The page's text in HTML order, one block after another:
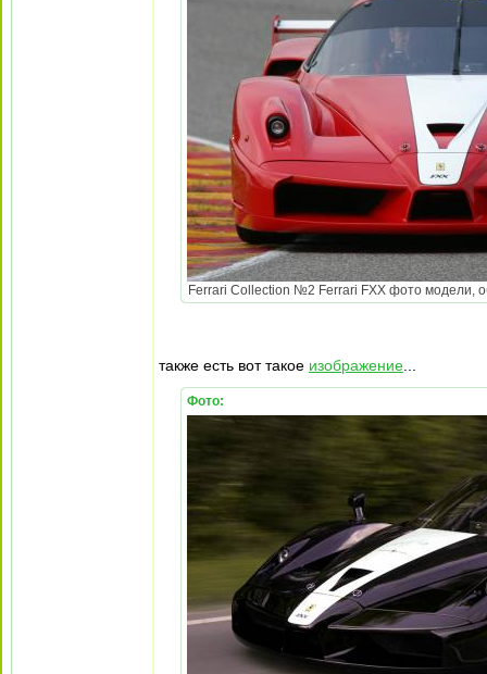
Ferrari Collection №2 Ferrari FXX фото модели,
также есть вот такое изображение
Фото: